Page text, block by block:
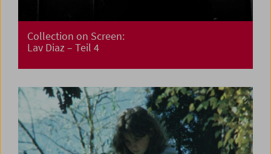
Collection on Screen:
Lav Diaz – Teil 4